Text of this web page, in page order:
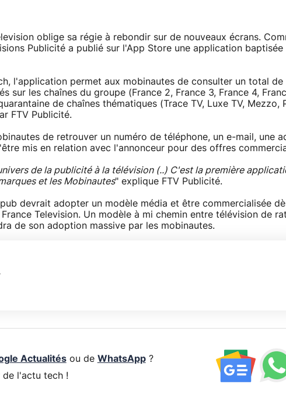
oblige sa régie à rebondir sur de nouveaux écrans.
Publicité a publié sur l'App Store une application baptisée
l'application permet aux mobinautes de consulter un total de
sur les chaînes du groupe (France 2, France 3, France 4,
de chaînes thématiques (Trace TV, Luxe TV, Mezzo,
FTV Publicité.
de retrouver un numéro de téléphone, un e-mail, une
mis en relation avec l'annonceur pour des offres
de la publicité à la télévision (..) C'est la première
et les Mobinautes" explique FTV Publicité.
devrait adopter un modèle média et être commercialisée
Television. Un modèle à mi chemin entre télévision de
de son adoption massive par les mobinautes.
Actualitésou de WhatsApp?
de l'actu tech !